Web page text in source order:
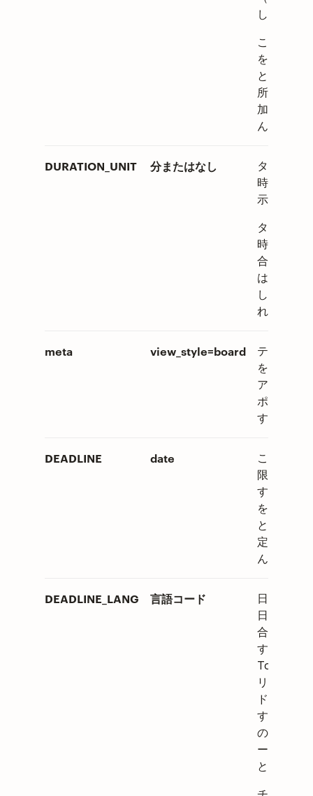
します。
こちらの
を空欄に
と、タス
所要時間
加されませ
ん。
DURATION_UNIT 分またはなし
タスクの
時間の単
示します。
タスクの
時間がな
合、この
は
し）と記
れます。
meta view_style=board
テンプレ
をボード
アウトで
ポートしま
す。
DEADLINE date
このセル
限を追加
す。この
を空白に
と、期限
定されませ
ん。
DEADLINE_LANG 言語コード
日付（も
日付があ
合は）を
するには、
Todoist ア
リの言語
ドを追加
す。
の公式言
ードは以
とおりで